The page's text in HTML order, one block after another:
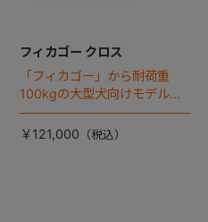
フィカゴー クロス
「フィカゴー」から耐荷重
100kgの大型犬向けモデルが
登場。
￥121,000